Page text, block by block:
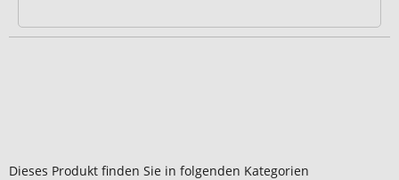
Dieses Produkt finden Sie in folgenden Kategorien